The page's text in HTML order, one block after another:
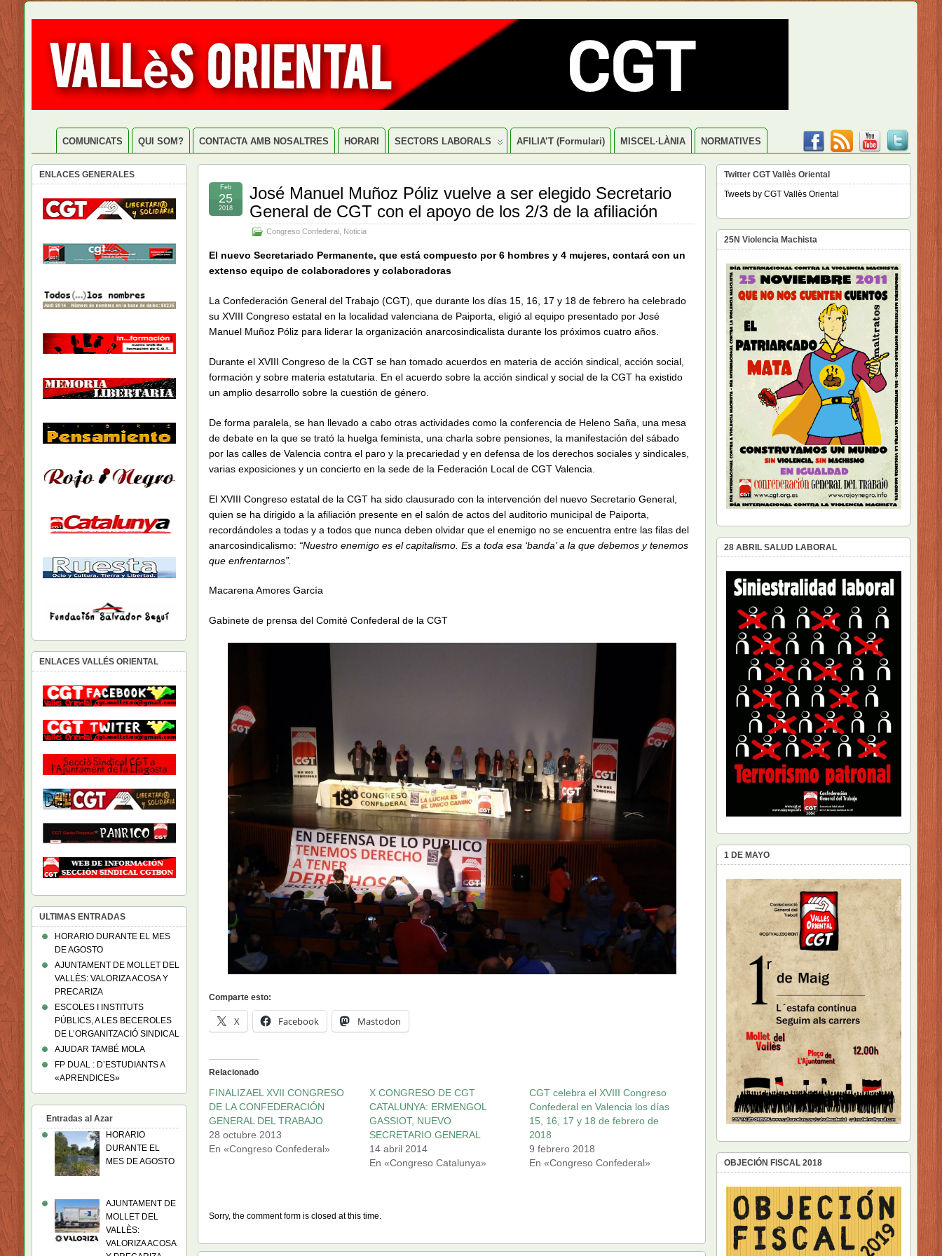
COMUNICATS QUI SOM? CONTACTA AMB NOSALTRES HORARI SECTORS LABORALS AFILIA’T (formulari) MISCEL·LÀNIA NORMATIVES
José Manuel Muñoz Póliz vuelve a ser elegido Secretario
General de CGT con el apoyo de los 2/3 de la afiliación
Congreso Confederal Noticia
Feb
25
2018
El nuevo Secretariado Permanente, que está compuesto por 6 hombres y 4 mujeres, contará con un
extenso equipo de colaboradores y colaboradoras
La Confederación General del Trabajo (CGT), que durante los días 15, 16, 17 y 18 de febrero ha celebrado
su XVIII Congreso estatal en la localidad valenciana de Paiporta, eligió al equipo presentado por José
Manuel Muñoz Póliz para liderar la organización anarcosindicalista durante los próximos cuatro años.
Durante el XVIII Congreso de la CGT se han tomado acuerdos en materia de acción sindical, acción social,
formación y sobre materia estatutaria. En el acuerdo sobre la acción sindical y social de la CGT ha existido
un amplio desarrollo sobre la cuestión de género.
De forma paralela, se han llevado a cabo otras actividades como la conferencia de Heleno Saña, una mesa
de debate en la que se trató la huelga feminista, una charla sobre pensiones, la manifestación del sábado
por las calles de Valencia contra el paro y la precariedad y en defensa de los derechos sociales y sindicales,
varias exposiciones y un concierto en la sede de la Federación Local de CGT Valencia.
El XVIII Congreso estatal de la CGT ha sido clausurado con la intervención del nuevo Secretario General,
quien se ha dirigido a la afiliación presente en el salón de actos del auditorio municipal de Paiporta,
recordándoles a todas y a todos que nunca deben olvidar que el enemigo no se encuentra entre las filas del
anarcosindicalismo: “Nuestro enemigo es el capitalismo. Es a toda esa ‘banda’ a la que debemos y tenemos
que enfrentarnos”.
Macarena Amores García
Gabinete de prensa del Comité Confederal de la CGT
Comparte esto:
X Facebook Mastodon
Relacionado
FINALIZAEL XVII CONGRESO
DE LA CONFEDERACIÓN
GENERAL DEL TRABAJO
28 octubre 2013
En «Congreso Confederal»
X CONGRESO DE CGT
CATALUNYA: ERMENGOL
GASSIOT, NUEVO
SECRETARIO GENERAL
14 abril 2014
En «Congreso Catalunya»
CGT celebra el XVIII Congreso
Confederal en Valencia los días
15, 16, 17 y 18 de febrero de
2018
9 febrero 2018
En «Congreso Confederal»
Sorry, the comment form is closed at this time.
ENLACES GENERALES
ENLACES VALLÉS ORIENTAL
ULTIMAS ENTRADAS
HORARIO DURANTE EL MES
DE AGOSTO
AJUNTAMENT DE MOLLET DEL
VALLÈS: VALORIZA ACOSA Y
PRECARIZA
ESCOLES I INSTITUTS
PÚBLICS, A LES BECEROLES
DE L’ORGANITZACIÓ SINDICAL
AJUDAR TAMBÉ MOLA
FP DUAL : D’ESTUDIANTS A
«APRENDICES»
Entradas al Azar
HORARIO
DURANTE EL
MES DE AGOSTO
AJUNTAMENT DE
MOLLET DEL
VALLÈS:
VALORIZA ACOSA
Twitter CGT Vallès Oriental
Tweets by CGT Vallès Oriental
25N Violencia Machista
28 ABRIL SALUD LABORAL
1 DE MAYO
OBJECIÓN FISCAL 2018